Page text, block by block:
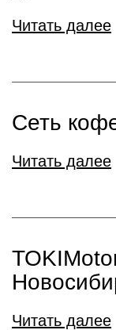
Читать далее
Сеть
Читать далее
Читать далее